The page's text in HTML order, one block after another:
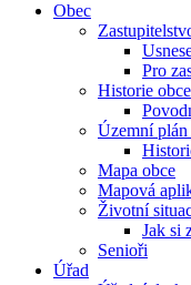
Obec
Pro
Historie obce
Územní
Mapa obce
Mapová
Životní
Jak si
Senioři
Úřad